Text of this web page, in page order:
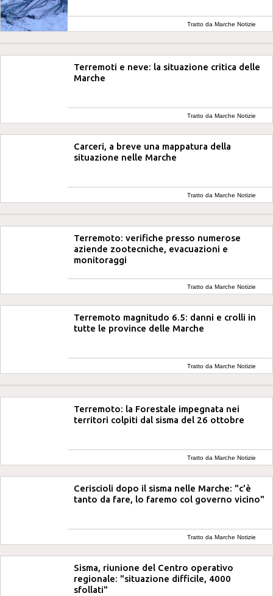
Tratto da Marche Notizie
Terremoti e neve: la situazione critica delle
Marche
Tratto da Marche Notizie
Carceri, a breve una mappatura della
situazione nelle Marche
Tratto da Marche Notizie
Terremoto: verifiche presso numerose
aziende zootecniche, evacuazioni e
monitoraggi
Tratto da Marche Notizie
Terremoto magnitudo 6.5: danni e crolli in
tutte le province delle Marche
Tratto da Marche Notizie
Terremoto: la Forestale impegnata nei
territori colpiti dal sisma del 26 ottobre
Tratto da Marche Notizie
Ceriscioli dopo il sisma nelle Marche: "c'è
tanto da fare, lo faremo col governo vicino"
Tratto da Marche Notizie
Sisma, riunione del Centro operativo
regionale: "situazione difficile, 4000
sfollati"